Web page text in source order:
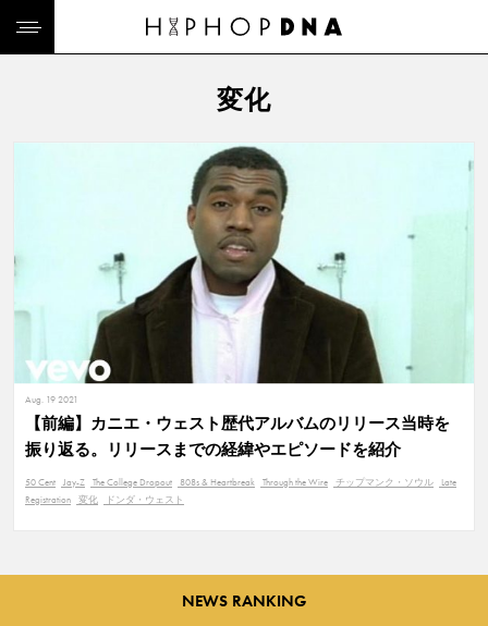
変化
Aug. 19 2021
【前編】カニエ・ウェスト歴代アルバムのリリース当時を
振り返る。リリースまでの経緯やエピソードを紹介
50 Cent Jay-Z The College Dropout 808s & Heartbreak Through the Wire チップマンク・ソウル
Late
Registration 変化 ドンダ・ウェスト
NEWS RANKING